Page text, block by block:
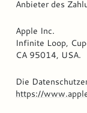
Anbieter des
Apple Inc.
Infinite Loop,
CA 95014, USA.
Die
https://